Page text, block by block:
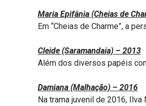
Maria Epifânia (Cheias de
Em “Cheias de Charme”, a
Cleide (Saramandaia) – 2013
Além dos diversos papéis
Damiana (Malhação) – 2016
Na trama juvenil de 2016, Ilva